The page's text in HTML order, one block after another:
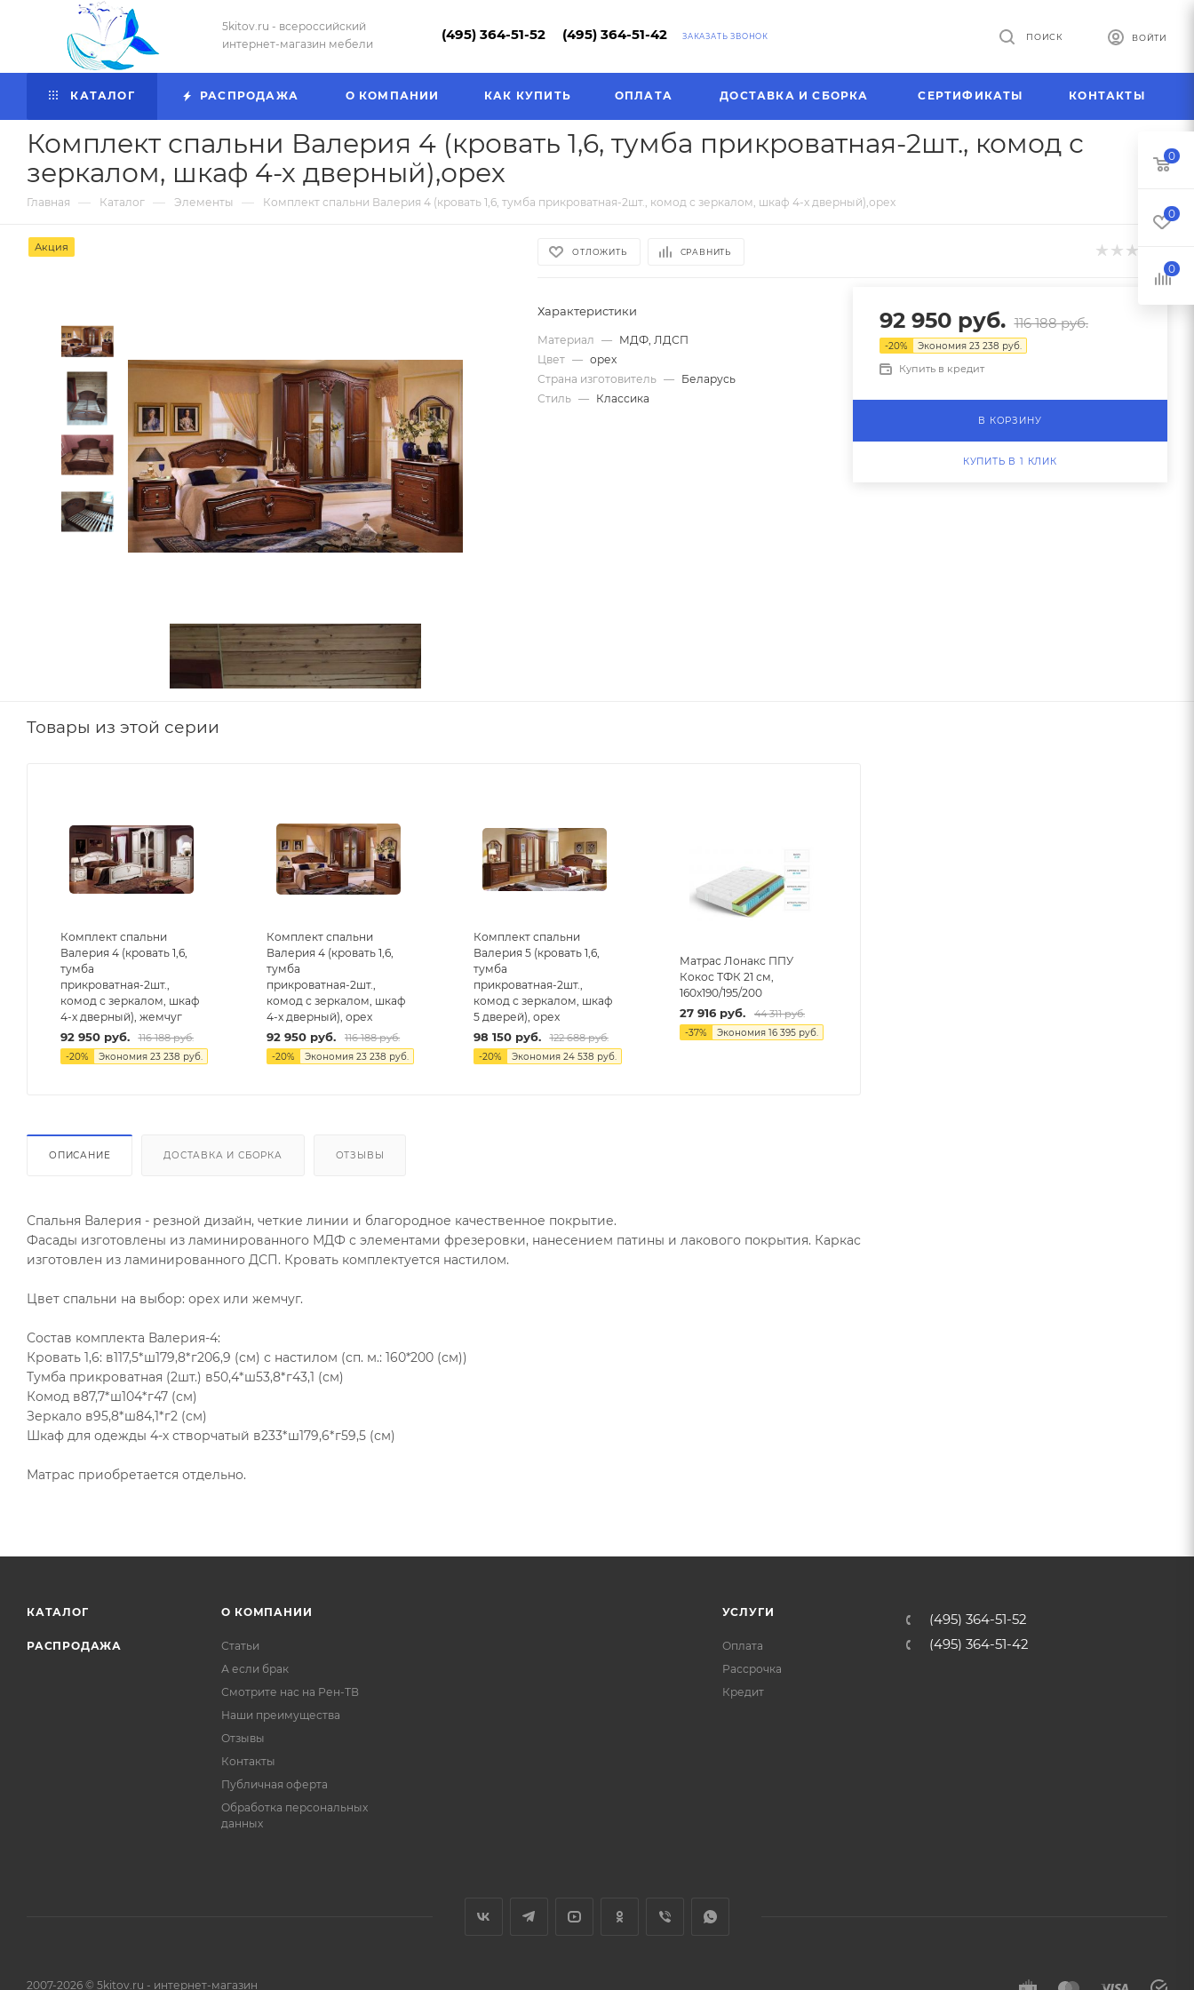
5kitov.ru - всероссийский
интернет-магазин мебели
(495) 364-51-52 (495) 364-51-42 ЗАКАЗАТЬ ЗВОНОК ВОЙТИ
ПОИСК
КАТАЛОГ РАСПРОДАЖА О КОМПАНИИ КАК КУПИТЬ ОПЛАТА ДОСТАВКА И СБОРКА СЕРТИФИКАТЫ КОНТАКТЫ
Комплект спальни Валерия 4 (кровать 1,6, тумба прикроватная-2шт., комод с
зеркалом, шкаф 4-х дверный),орех
Главная — Каталог — Элементы — Комплект спальни Валерия 4 (кровать 1,6, тумба прикроватная-2шт., комод с зеркалом, шкаф 4-х дверный),орех
Акция ОТЛОЖИТЬ СРАВНИТЬ
Характеристики
Материал — МДФ, ЛДСП
Цвет — орех
Страна изготовитель — Беларусь
Стиль — Классика
92 950руб. 116 188руб.
-20% Экономия 23 238 руб.
Купить в кредит
В КОРЗИНУ
КУПИТЬ В 1 КЛИК
Товары из этой серии
Комплект спальни
Валерия 4 (кровать 1,6,
тумба
прикроватная-2шт.,
комод с зеркалом, шкаф
4-х дверный), жемчуг
92 950руб. 116 188руб.
-20% Экономия 23 238 руб.
Комплект спальни
Валерия 4 (кровать 1,6,
тумба
прикроватная-2шт.,
комод с зеркалом, шкаф
4-х дверный), орех
92 950 руб. 116 188руб.
-20% Экономия23 238 руб.
Комплект спальни
Валерия 5 (кровать 1,6,
тумба
прикроватная-2шт.,
комод с зеркалом, шкаф
5 дверей), орех
98 150руб. 122 688руб.
-20% Экономия 24 538 руб.
Матрас Лонакс ППУ
Кокос ТФК 21 см,
160х190/195/200
27 916руб. 44 311руб.
-37% Экономия 16 395руб.
ОПИСАНИЕ ДОСТАВКА И СБОРКА ОТЗЫВЫ
Спальня Валерия - резной дизайн, четкие линии и благородное качественное покрытие.
Фасады изготовлены из ламинированного МДФ с элементами фрезеровки, нанесением патины и лакового покрытия. Каркас
изготовлен из ламинированного ДСП. Кровать комплектуется настилом.
Цвет спальни на выбор: орех или жемчуг.
Состав комплекта Валерия-4:
Кровать 1,6: в117,5*ш179,8*г206,9 (см) с настилом (сп. м.: 160*200 (см))
Тумба прикроватная (2шт.) в50,4*ш53,8*г43,1 (см)
Комод в87,7*ш104*г47 (см)
Зеркало в95,8*ш84,1*г2 (см)
Шкаф для одежды 4-х створчатый в233*ш179,6*г59,5 (см)
Матрас приобретается отдельно.
КАТАЛОГ
РАСПРОДАЖА
О КОМПАНИИ
Статьи
А если брак
Смотрите нас на Рен-ТВ
Наши преимущества
Отзывы
Контакты
Публичная оферта
Обработка персональных
данных
УСЛУГИ
Оплата
Рассрочка
Кредит
(495) 364-51-52
(495) 364-51-42
2007-2026 © 5kitov.ru - интернет-магазин
0
0
0